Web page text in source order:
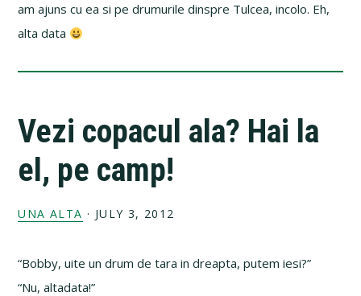
am ajuns cu ea si pe drumurile dinspre Tulcea, incolo. Eh,
alta data
Vezi copacul ala? Hai la
el, pe camp!
UNA ALTA · JULY 3, 2012
“Bobby, uite un drum de tara in dreapta, putem iesi?”
“Nu, altadata!”